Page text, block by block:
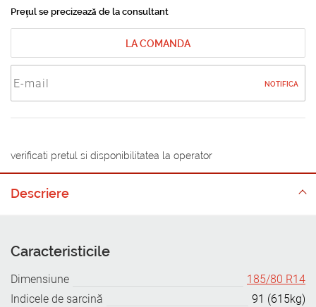
Prețul se precizează de la consultant
LA COMANDA
NOTIFICA
verificati pretul si disponibilitatea la operator
Descriere
Caracteristicile
Dimensiune
185/80 R14
Indicele de sarcină
91 (615kg)